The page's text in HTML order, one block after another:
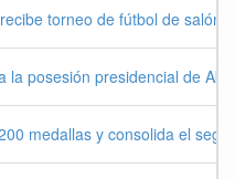
torneo de fútbol de salón
la posesión presidencial de
medallas y consolida el